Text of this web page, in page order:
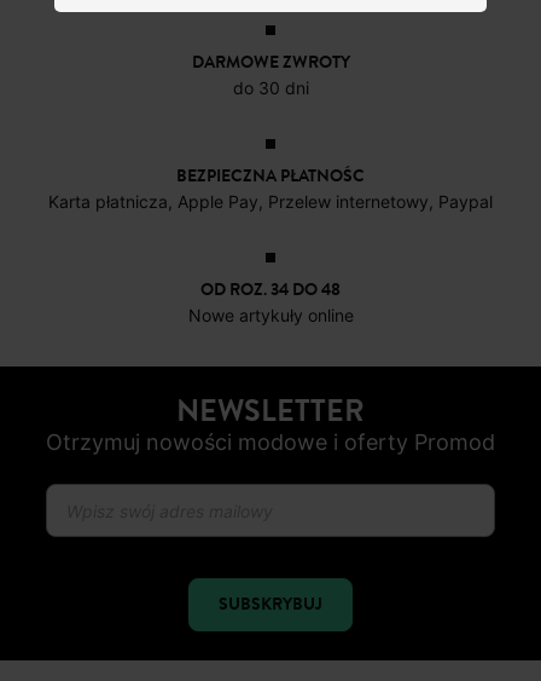
DARMOWE ZWROTY
do 30 dni
BEZPIECZNA PŁATNOŚC
Karta płatnicza, Apple Pay, Przelew internetowy, Paypal
OD ROZ. 34 DO 48
Nowe artykuły online
NEWSLETTER
Otrzymuj nowości modowe i oferty Promod
SUBSKRYBUJ